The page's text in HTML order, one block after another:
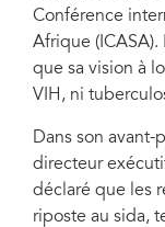
Conférence
Afrique (ICASA).
que sa vision à
VIH, ni
Dans son
directeur
déclaré que les
riposte au sida,